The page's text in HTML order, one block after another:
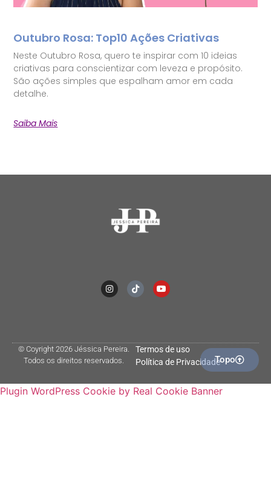
Outubro Rosa: Top10 Ações Criativas
Neste Outubro Rosa, quero te inspirar com 10 ideias
criativas para conscientizar com leveza e propósito.
São ações simples que espalham amor em cada
detalhe.
Saiba Mais
© Coyright 2026 Jéssica Pereira.
Todos os direitos reservados.
Termos de uso
Política de PrivacidadeTopo
Plugin WordPress Cookie by Real Cookie Banner